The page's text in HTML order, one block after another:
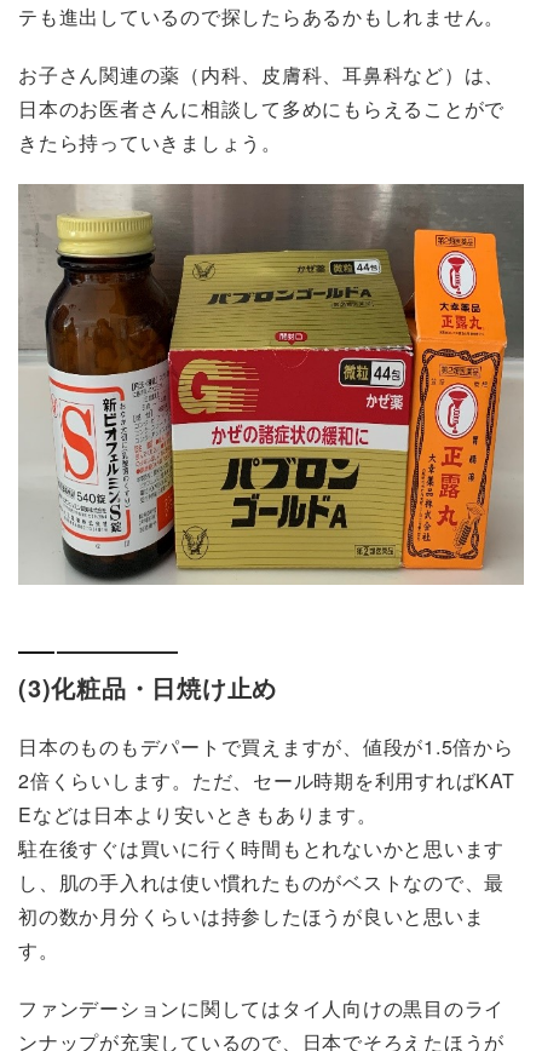
テも進出しているので探したらあるかもしれません。
お子さん関連の薬（内科、皮膚科、耳鼻科など）は、
日本のお医者さんに相談して多めにもらえることがで
きたら持っていきましょう。
(3)化粧品・日焼け止め
日本のものもデパートで買えますが、値段が1.5倍から
2倍くらいします。ただ、セール時期を利用すればKAT
Eなどは日本より安いときもあります。
駐在後すぐは買いに行く時間もとれないかと思います
し、肌の手入れは使い慣れたものがベストなので、最
初の数か月分くらいは持参したほうが良いと思いま
す。
ファンデーションに関してはタイ人向けの黒目のライ
ンナップが充実しているので、日本でそろえたほうが